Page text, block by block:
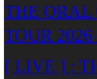
THE ORAL
TOUR
[ LIVE ] :